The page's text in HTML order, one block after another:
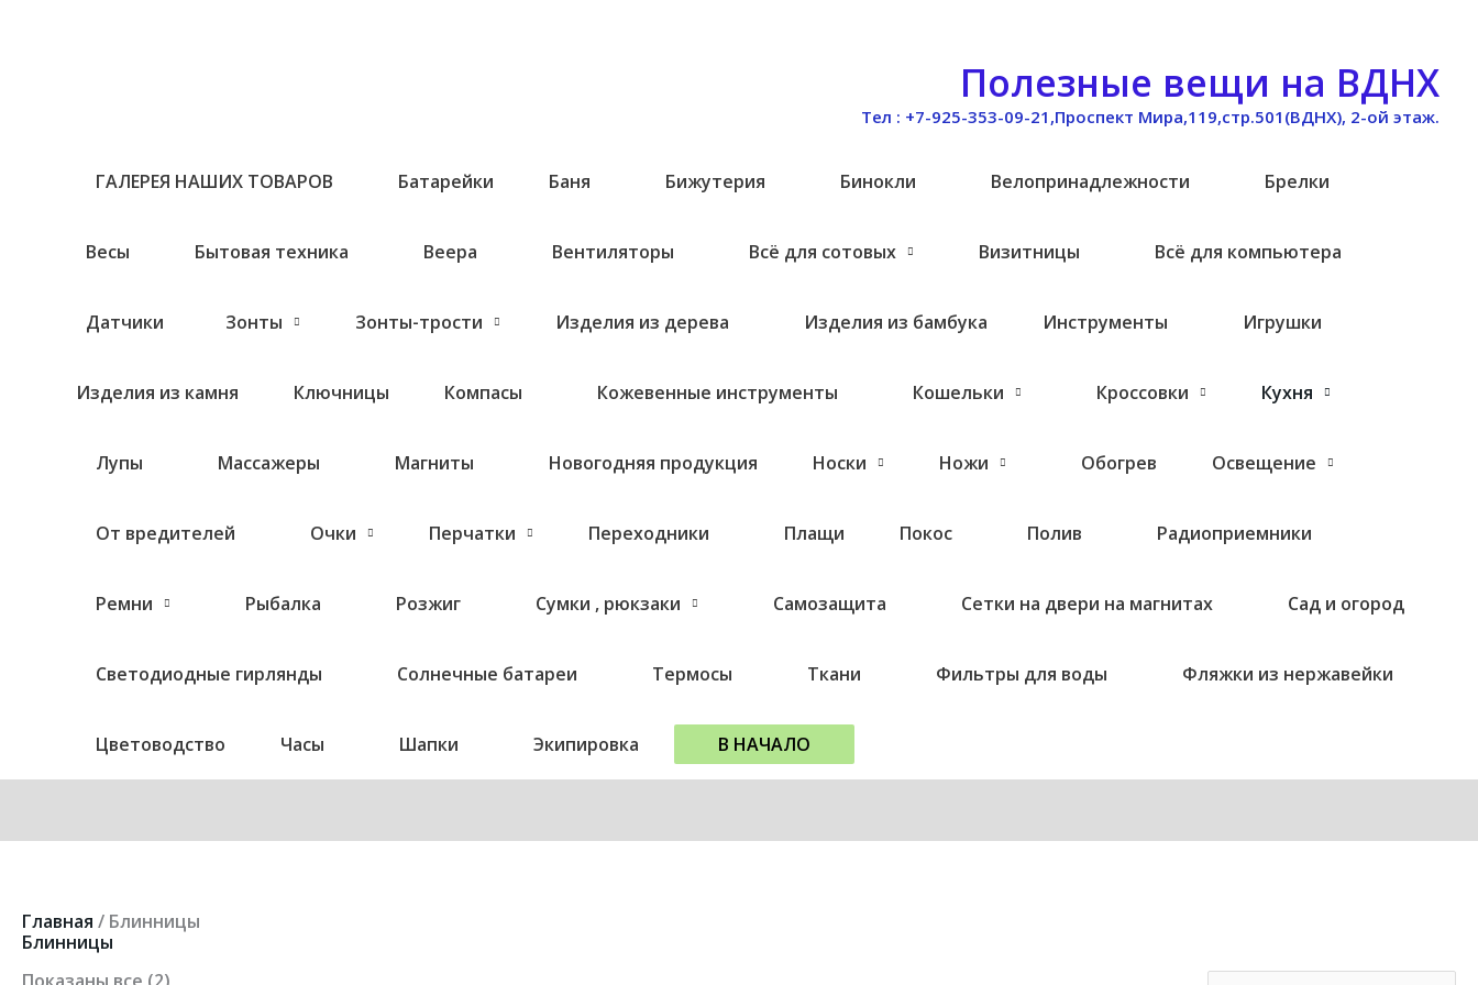
Полезные вещи на ВДНХ
Тел : +7-925-353-09-21,Проспект Мира,119,стр.501(ВДНХ), 2-ой этаж.
ГАЛЕРЕЯ НАШИХ ТОВАРОВ Батарейки Баня Бижутерия Бинокли Велопринадлежности Брелки
Весы Бытовая техника Веера Вентиляторы Всё для сотовых Визитницы Всё для компьютера
Датчики Зонты Зонты-трости Изделия из дерева Изделия из бамбука Инструменты Игрушки
Изделия из камня Ключницы Компасы Кожевенные инструменты Кошельки Кроссовки Кухня
Лупы Массажеры Магниты Новогодняя продукция Носки Ножи Обогрев Освещение
От вредителей Очки Перчатки Переходники Плащи Покос Полив Радиоприемники
Ремни Рыбалка Розжиг Сумки , рюкзаки Самозащита Сетки на двери на магнитах Сад и огород
Светодиодные гирлянды Солнечные батареи Термосы Ткани Фильтры для воды Фляжки из нержавейки
Цветоводство Часы Шапки Экипировка В НАЧАЛО
Главная / Блинницы
Блинницы
Цены: